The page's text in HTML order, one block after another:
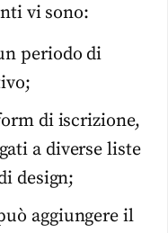
vi sono:
periodo di
di iscrizione,
a diverse liste
design;
aggiungere il